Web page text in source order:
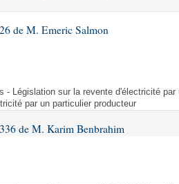
de M. Emeric Salmon
- Législation sur la revente d'électricité
par un particulier producteur
de M. Karim Benbrahim